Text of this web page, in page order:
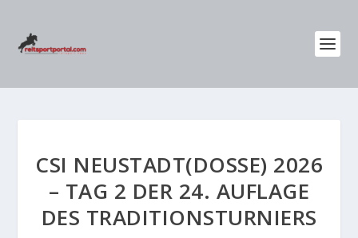
CSI NEUSTADT(DOSSE) 2026
– TAG 2 DER 24. AUFLAGE
DES TRADITIONSTURNIERS